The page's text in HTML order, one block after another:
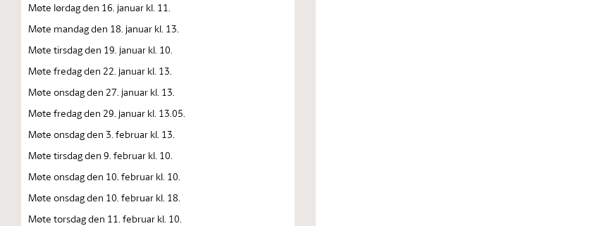
Møte lørdag den 16. januar kl. 11.
Møte mandag den 18. januar kl. 13.
Møte tirsdag den 19. januar kl. 10.
Møte fredag den 22. januar kl. 13.
Møte onsdag den 27. januar kl. 13.
Møte fredag den 29. januar kl. 13.05.
Møte onsdag den 3. februar kl. 13.
Møte tirsdag den 9. februar kl. 10.
Møte onsdag den 10. februar kl. 10.
Møte onsdag den 10. februar kl. 18.
Møte torsdag den 11. februar kl. 10.